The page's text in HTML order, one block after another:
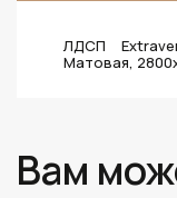
ЛДСП
Матовая,
Вам